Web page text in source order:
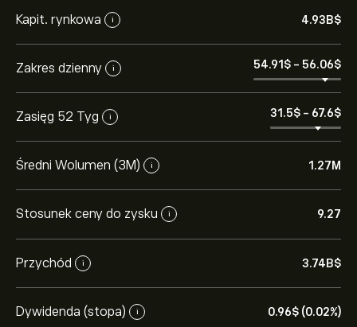
Kapit. rynkowa i 4.93B‎$‎
Zakres dzienny i 54.91‎$‎ - 56.06‎$‎
Zasięg 52 Tyg i 31.5‎$‎ - 67.6‎$‎
Średni Wolumen (3M) i 1.27M
Stosunek ceny do zysku i 9.27
Przychód i 3.74B‎$‎
Dywidenda (stopa) i 0.96‎$‎ (0.02%)